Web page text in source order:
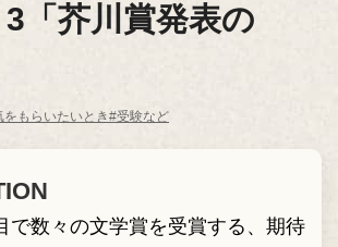
「芥川賞発表の
をもらいたいとき#受験など
で数々の文学賞を受賞する、期待